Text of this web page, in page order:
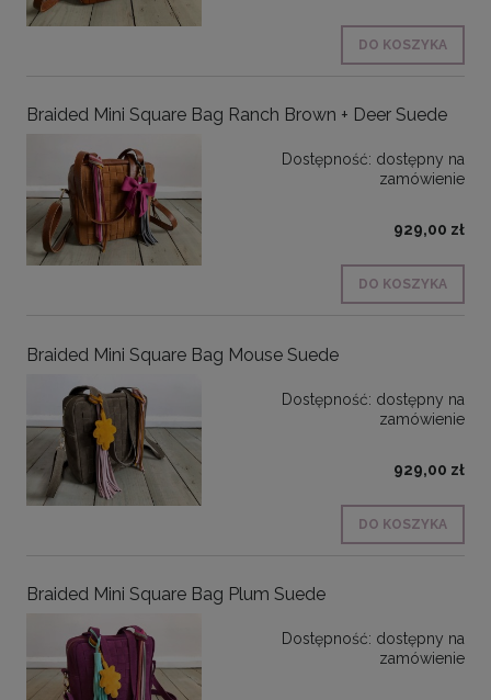
DO KOSZYKA
Braided Mini Square Bag Ranch Brown + Deer Suede
Dostępność: dostępny na
zamówienie
929,00 zł
DO KOSZYKA
Braided Mini Square Bag Mouse Suede
Dostępność: dostępny na
zamówienie
929,00 zł
DO KOSZYKA
Braided Mini Square Bag Plum Suede
Dostępność: dostępny na
zamówienie